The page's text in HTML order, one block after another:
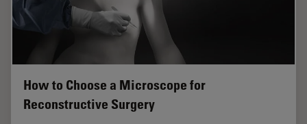
How to Choose a Microscope for
Reconstructive Surgery